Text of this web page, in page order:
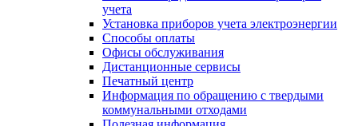
учета
Установка приборов учета электроэнергии
Способы оплаты
Офисы обслуживания
Дистанционные сервисы
Печатный центр
Информация по обращению с твердыми
коммунальными отходами